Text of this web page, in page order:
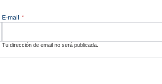
E-mail *
Tu dirección de email no será publicada.